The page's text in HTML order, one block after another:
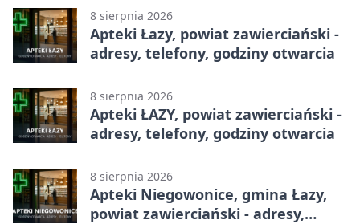
8 sierpnia 2026
Apteki Łazy, powiat zawierciański -
adresy, telefony, godziny otwarcia
8 sierpnia 2026
Apteki ŁAZY, powiat zawierciański -
adresy, telefony, godziny otwarcia
8 sierpnia 2026
Apteki Niegowonice, gmina Łazy,
powiat zawierciański - adresy,